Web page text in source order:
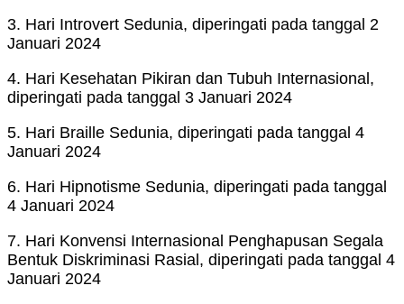
3. Hari Introvert Sedunia, diperingati pada tanggal 2
Januari 2024
4. Hari Kesehatan Pikiran dan Tubuh Internasional,
diperingati pada tanggal 3 Januari 2024
5. Hari Braille Sedunia, diperingati pada tanggal 4
Januari 2024
6. Hari Hipnotisme Sedunia, diperingati pada tanggal
4 Januari 2024
7. Hari Konvensi Internasional Penghapusan Segala
Bentuk Diskriminasi Rasial, diperingati pada tanggal 4
Januari 2024